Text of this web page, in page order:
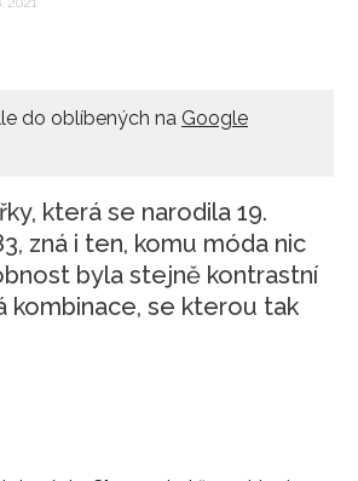
do oblíbených na Google
která se narodila 19.
zná i ten, komu móda nic
byla stejně kontrastní
kombinace, se kterou tak